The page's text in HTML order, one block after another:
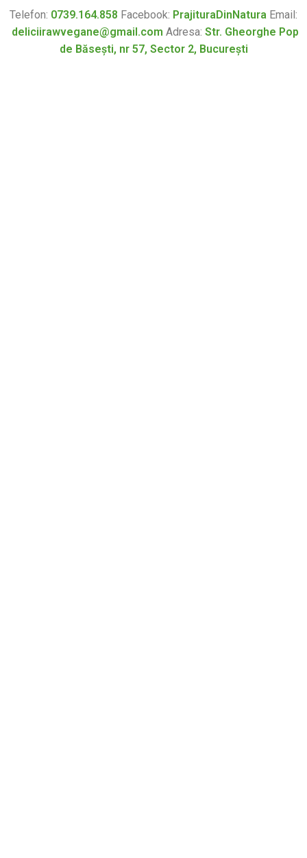
Telefon: 0739.164.858 Facebook: PrajituraDinNatura Email:
deliciirawvegane@gmail.com Adresa: Str. Gheorghe Pop
de Băsești, nr 57, Sector 2, București